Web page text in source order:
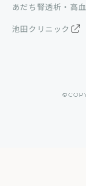
あだち腎透析・高
池田クリニック